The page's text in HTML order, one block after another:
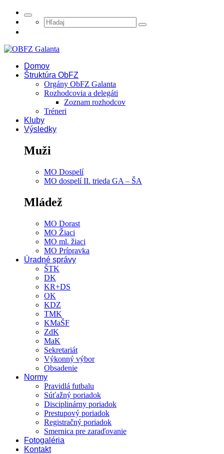
Domov
Štruktúra ObFZ
Orgány ObFZ Galanta
Rozhodcovia a delegáti
Zoznam rozhodcov
Tréneri
Kluby
Výsledky
Muži
MO Dospelí
MO dospelí II. trieda GA – ŠA
Mládež
MO Dorast
MO Žiaci
MO ml. žiaci
MO Prípravka
Úradné správy
ŠTK
DK
KR+DS
OK
KDZ
TMK
KMaŠF
ZdK
MaK
Sekretariát
Výkonný výbor
Obsadenie
Normy
Pravidlá futbalu
Súťažný poriadok
Disciplinárny poriadok
Prestupový poriadok
Registračný poriadok
Smernica pre zaraďovanie
Fotogaléria
Kontakt